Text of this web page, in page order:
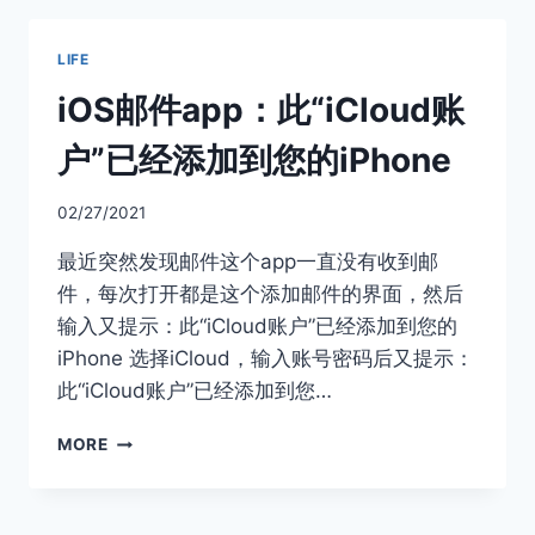
LIFE
iOS邮件app：此“iCloud账
户”已经添加到您的iPhone
02/27/2021
最近突然发现邮件这个app一直没有收到邮
件，每次打开都是这个添加邮件的界面，然后
输入又提示：此“iCloud账户”已经添加到您的
iPhone 选择iCloud，输入账号密码后又提示：
此“iCloud账户”已经添加到您…
MOREIOS